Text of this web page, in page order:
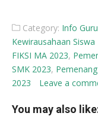
Category: Info Guru
Kewirausahaan Siswa
FIKSI MA 2023,
SMK 2023,
2023
Leave a
You may also